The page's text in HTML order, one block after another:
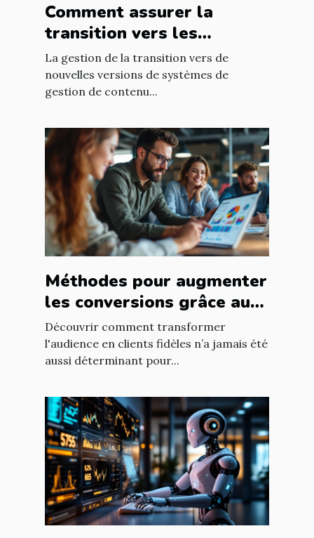
Comment assurer la
transition vers les
nouvelles versions de
systèmes de gestion de
contenu ?
La gestion de la transition vers de
nouvelles versions de systèmes de
gestion de contenu...
Méthodes pour augmenter
les conversions grâce au
ciblage marketing
Découvrir comment transformer
l'audience en clients fidèles n’a jamais été
aussi déterminant pour...